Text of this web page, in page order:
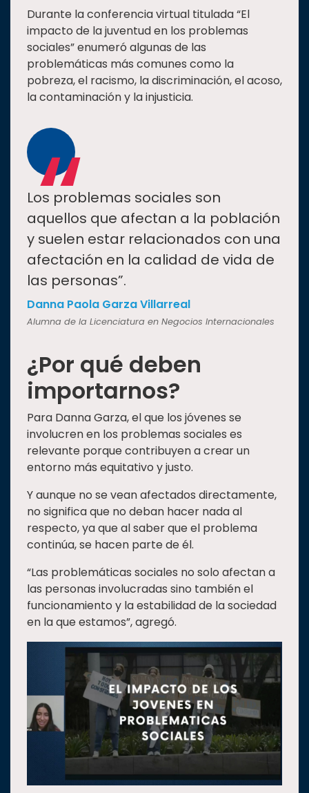
Durante la conferencia virtual titulada “El
impacto de la juventud en los problemas
sociales” enumeró algunas de las
problemáticas más comunes como la
pobreza, el racismo, la discriminación, el acoso,
la contaminación y la injusticia.
“
Los problemas sociales son
aquellos que afectan a la población
y suelen estar relacionados con una
afectación en la calidad de vida de
las personas”.
Danna Paola Garza Villarreal
Alumna de la Licenciatura en Negocios Internacionales
¿Por qué deben
importarnos?
Para Danna Garza, el que los jóvenes se
involucren en los problemas sociales es
relevante porque contribuyen a crear un
entorno más equitativo y justo.
Y aunque no se vean afectados directamente,
no significa que no deban hacer nada al
respecto, ya que al saber que el problema
continúa, se hacen parte de él.
“Las problemáticas sociales no solo afectan a
las personas involucradas sino también el
funcionamiento y la estabilidad de la sociedad
en la que estamos”, agregó.